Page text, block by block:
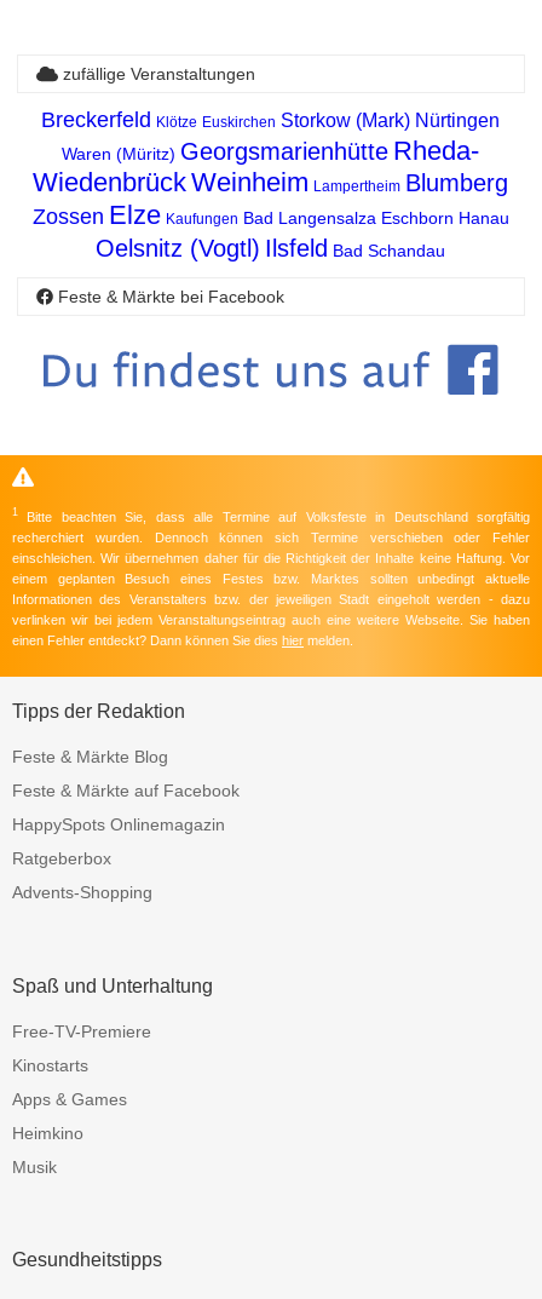
zufällige Veranstaltungen
Breckerfeld Klötze Euskirchen Storkow (Mark) Nürtingen
Waren (Müritz) Georgsmarienhütte Rheda-
WiedenbrückWeinheim Lampertheim Blumberg
Zossen Elze Kaufungen Bad Langensalza Eschborn Hanau
Oelsnitz (Vogtl) Ilsfeld Bad Schandau
Feste & Märkte bei Facebook
1
Bitte beachten Sie, dass alle Termine auf Volksfeste in Deutschland sorgfältig
recherchiert wurden. Dennoch können sich Termine verschieben oder Fehler
einschleichen. Wir übernehmen daher für die Richtigkeit der Inhalte keine Haftung. Vor
einem geplanten Besuch eines Festes bzw. Marktes sollten unbedingt aktuelle
Informationen des Veranstalters bzw. der jeweiligen Stadt eingeholt werden - dazu
verlinken wir bei jedem Veranstaltungseintrag auch eine weitere Webseite. Sie haben
einen Fehler entdeckt? Dann können Sie dies hier melden.
Tipps der Redaktion
Feste & Märkte Blog
Feste & Märkte auf Facebook
HappySpots Onlinemagazin
Ratgeberbox
Advents-Shopping
Spaß und Unterhaltung
Free-TV-Premiere
Kinostarts
Apps & Games
Heimkino
Musik
Gesundheitstipps